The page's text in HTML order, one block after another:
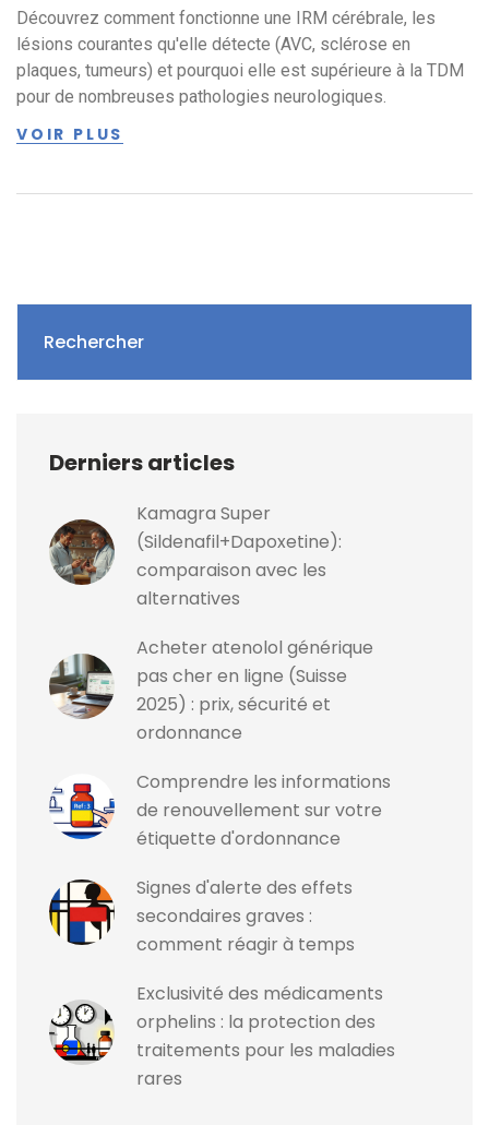
Découvrez comment fonctionne une IRM cérébrale, les
lésions courantes qu'elle détecte (AVC, sclérose en
plaques, tumeurs) et pourquoi elle est supérieure à la TDM
pour de nombreuses pathologies neurologiques.
VOIR PLUS
Rechercher
Derniers articles
Kamagra Super
(Sildenafil+Dapoxetine):
comparaison avec les
alternatives
Acheter atenolol générique
pas cher en ligne (Suisse
2025) : prix, sécurité et
ordonnance
Comprendre les informations
de renouvellement sur votre
étiquette d'ordonnance
Signes d'alerte des effets
secondaires graves :
comment réagir à temps
Exclusivité des médicaments
orphelins : la protection des
traitements pour les maladies
rares